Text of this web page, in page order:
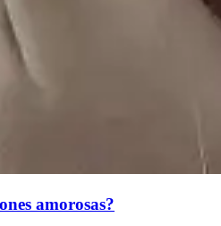
amorosas?